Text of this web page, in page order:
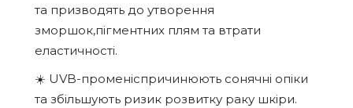
та призводять до утворення
зморшок,пігментних плям та втрати
еластичності.
☀️ UVB-променіспричинюють сонячні опіки
та збільшують ризик розвитку раку шкіри.